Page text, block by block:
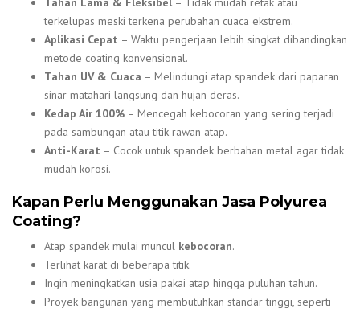
terkelupas meski terkena perubahan cuaca ekstrem.
Aplikasi Cepat – Waktu pengerjaan lebih singkat dibandingkan
metode coating konvensional.
Tahan UV & Cuaca – Melindungi atap spandek dari paparan
sinar matahari langsung dan hujan deras.
Kedap Air 100% – Mencegah kebocoran yang sering terjadi
pada sambungan atau titik rawan atap.
Anti-Karat – Cocok untuk spandek berbahan metal agar tidak
mudah korosi.
Kapan Perlu Menggunakan Jasa Polyurea
Coating?
Atap spandek mulai muncul kebocoran.
Terlihat karat di beberapa titik.
Ingin meningkatkan usia pakai atap hingga puluhan tahun.
Proyek bangunan yang membutuhkan standar tinggi, seperti